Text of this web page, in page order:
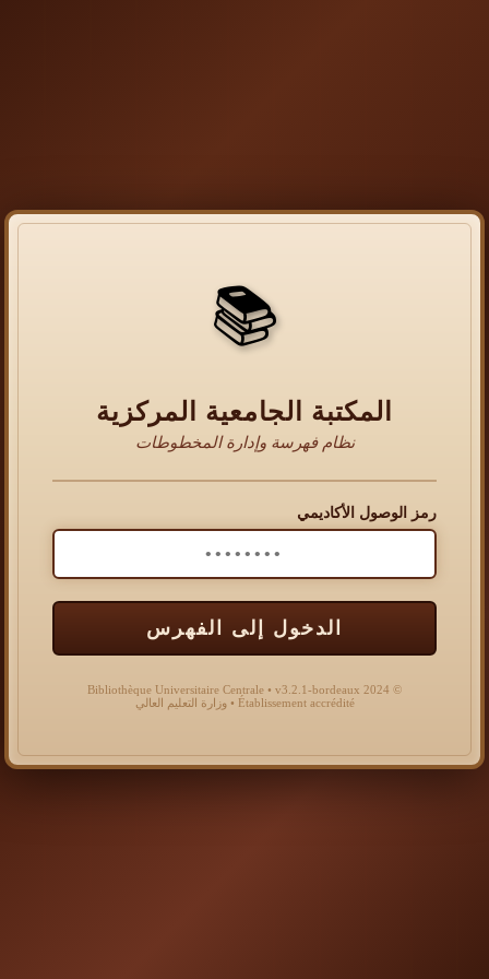
📚
المكتبة الجامعية المركزية
نظام فهرسة وإدارة المخطوطات
رمز الوصول الأكاديمي
الدخول إلى الفهرس
© 2024 Bibliothèque Universitaire Centrale • v3.2.1-bordeaux
Établissement accrédité • وزارة التعليم العالي